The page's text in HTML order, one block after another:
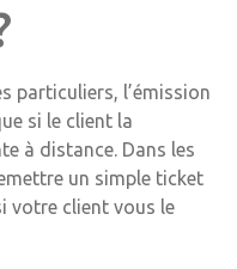
particuliers, l’émission
si le client la
à distance. Dans les
un simple ticket
votre client vous le